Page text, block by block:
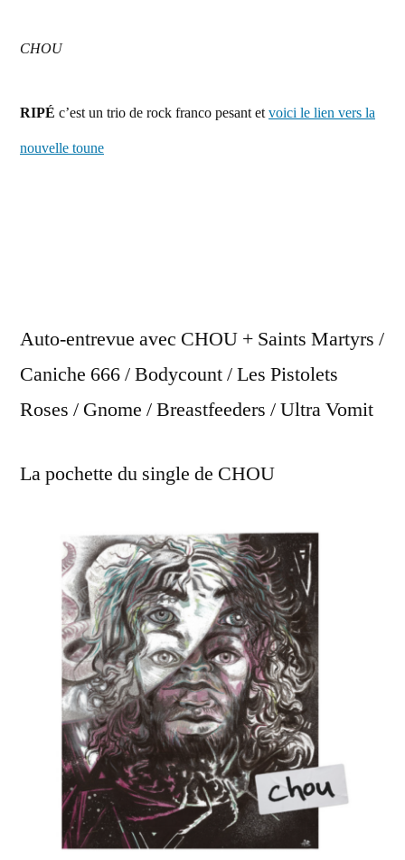
CHOU
RIPÉ c’est un trio de rock franco pesant etvoici le lien vers la
nouvelle toune
Auto-entrevue avec CHOU + Saints Martyrs /
Caniche 666 / Bodycount / Les Pistolets
Roses / Gnome / Breastfeeders / Ultra Vomit
La pochette du single de CHOU